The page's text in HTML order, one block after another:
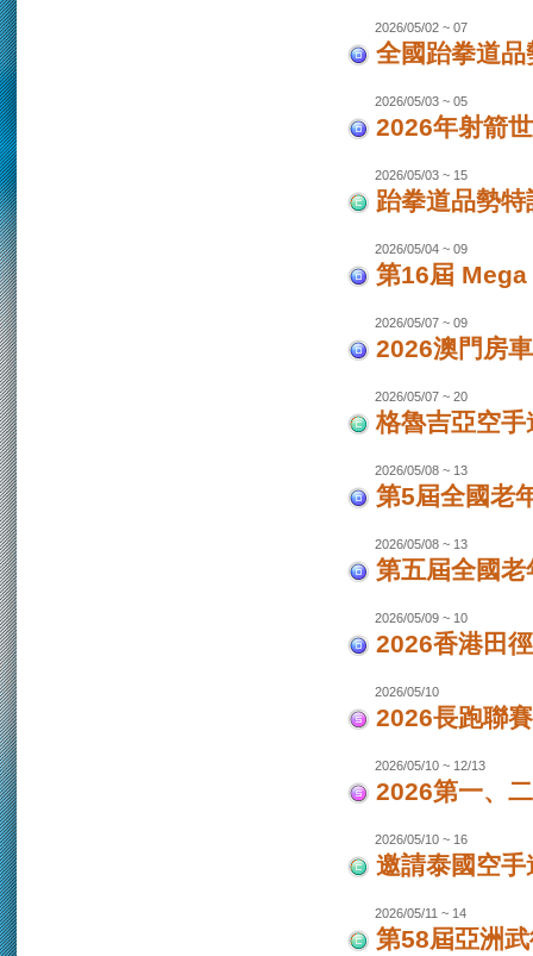
2026/05/02 ~ 07
全國跆拳道
2026/05/03 ~ 05
2026年射箭
2026/05/03 ~ 15
跆拳道品勢
2026/05/04 ~ 09
第16屆
2026/05/07 ~ 09
2026澳門房
2026/05/07 ~ 20
格魯吉亞空
2026/05/08 ~ 13
第5屆全國老
2026/05/08 ~ 13
第五屆全國
2026/05/09 ~ 10
2026香港田
2026/05/10
2026長跑聯
2026/05/10 ~ 12/13
2026第一、
2026/05/10 ~ 16
邀請泰國空
2026/05/11 ~ 14
第58屆亞洲